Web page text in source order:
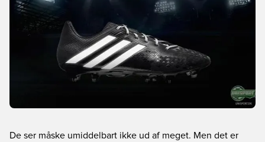
De ser måske umiddelbart ikke ud af meget. Men det er